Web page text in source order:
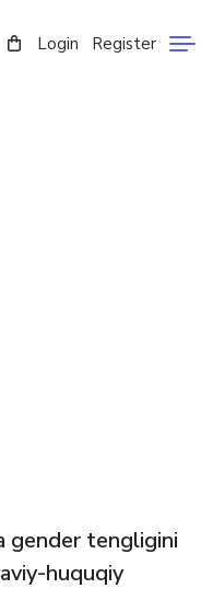
Login Register
gender tengligini
huquqiy